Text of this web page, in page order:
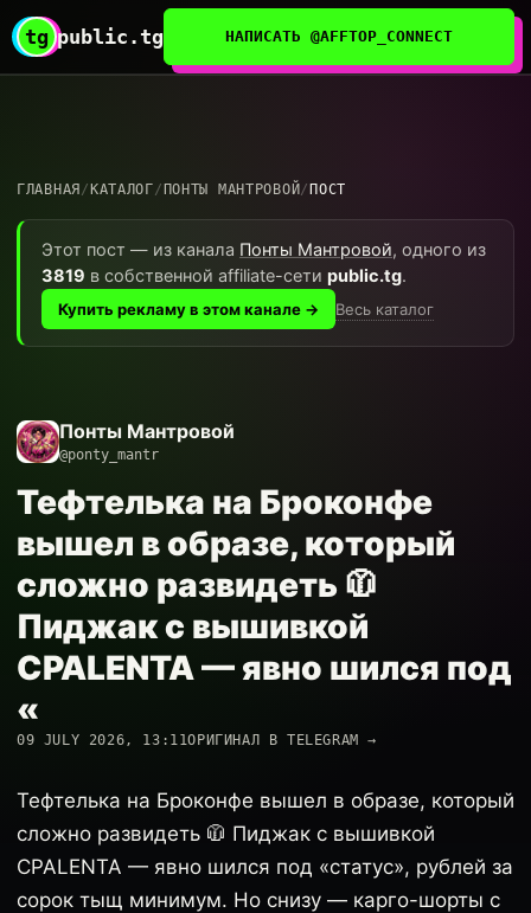
tg public.tg НАПИСАТЬ @AFFTOP_CONNECT
ГЛАВНАЯ / КАТАЛОГ/ ПОНТЫ МАНТРОВОЙ/ ПОСТ
Этот пост — из канала Понты Мантровой, одного из
3819 в собственной affiliate-сети public.tg.
Купить рекламу в этом канале → Весь каталог
Понты Мантровой
@ponty_mantr
Тефтелька на Броконфе
вышел в образе, который
сложно развидеть 🧥
Пиджак с вышивкой
CPALENTA — явно шился под
«
09 JULY 2026, 13:11ОРИГИНАЛ В TELEGRAM →
Тефтелька на Броконфе вышел в образе, который
сложно развидеть 🧥 Пиджак с вышивкой
CPALENTA — явно шился под «статус», рублей за
сорок тыщ минимум. Но снизу — карго-шорты с